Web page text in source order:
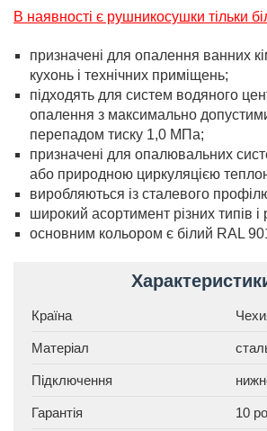
В наявності є рушникосушки тільки
призначені для опалення ванних
кухонь і технічних приміщень;
підходять для систем водяного
опалення з максимально
перепадом тиску 1,0 МПа;
призначені для опалювальних
або природною циркуляцією
виробляються із сталевого
широкий асортимент різних типів і
основним кольором є білий RAL
Країна
Матеріал
Підключення
Гарантія 10